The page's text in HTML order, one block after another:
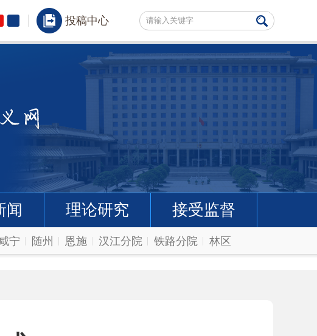
投稿中心
闻 理论研究 接受监督
咸宁 随州 恩施 汉江分院 铁路分院 林区